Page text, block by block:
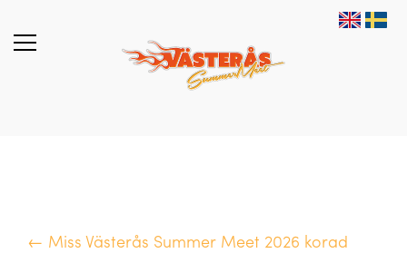
← Miss Västerås Summer Meet 2026 korad